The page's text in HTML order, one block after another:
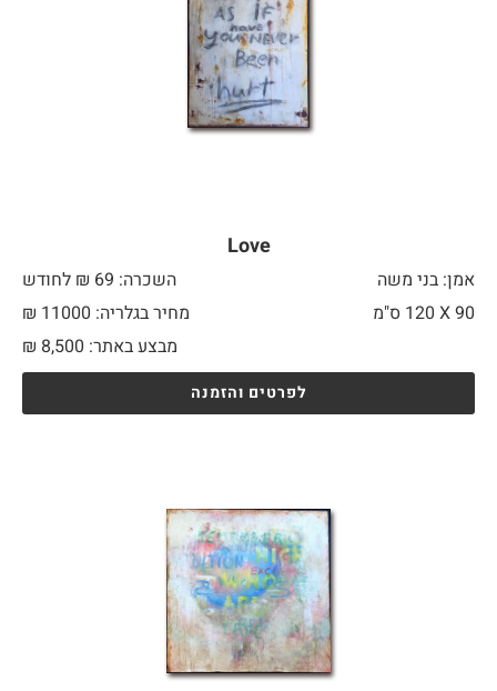
Love
אמן: בני משה
השכרה: 69 ₪ לחודש
90 X
מחיר בגלריה: 11000 ₪
מבצע באתר:
₪ 8,500
לפרטים והזמנה